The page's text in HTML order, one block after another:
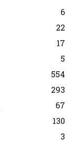
6
22
17
5
554
293
67
130
3